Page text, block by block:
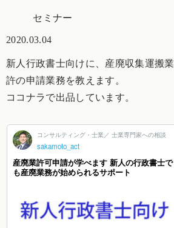
セミナー
2020.03.04
新人行政書士向けに、産廃収集運搬業
許の申請業務を教えます。
ココナラで出品しています。